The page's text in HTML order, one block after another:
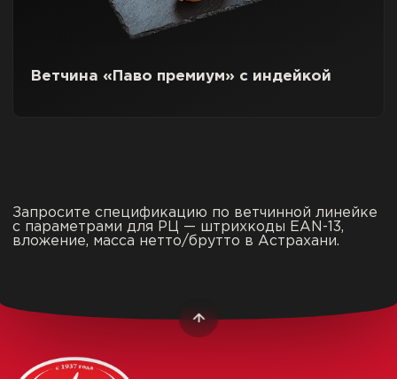
Ветчина «Паво премиум» с индейкой
Запросите спецификацию по ветчинной линейке
с параметрами для РЦ — штрихкоды EAN-13,
вложение, масса нетто/брутто в Астрахани.